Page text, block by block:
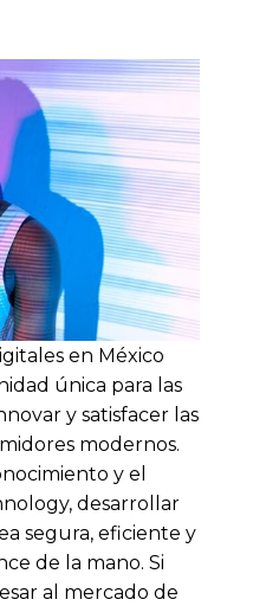
en México
única para las
y satisfacer las
modernos.
y el
desarrollar
segura, eficiente y
de la mano. Si
al mercado de